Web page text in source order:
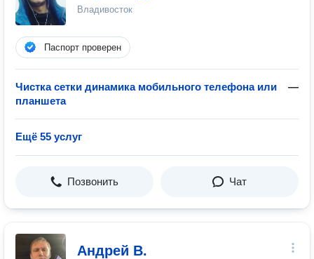
Владивосток
Паспорт проверен
Чистка сетки динамика мобильного телефона или
планшета
—
Ещё 55 услуг
Позвонить Чат
Андрей В.